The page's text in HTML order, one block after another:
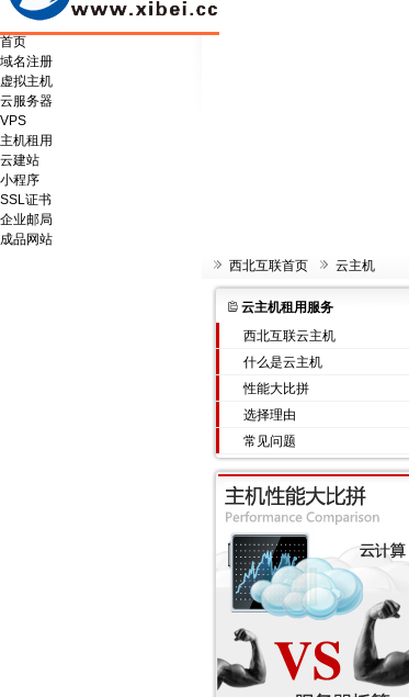
首页
域名注册
虚拟主机
云服务器
VPS
主机租用
云建站
小程序
SSL证书
企业邮局
成品网站
西北互联首页
云主机
云主机租用服务
西北互联云主机
什么是云主机
性能大比拼
选择理由
常见问题